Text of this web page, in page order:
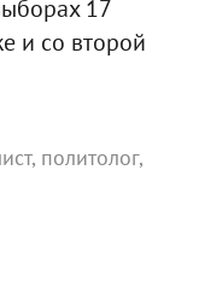
17
и со второй
политолог,